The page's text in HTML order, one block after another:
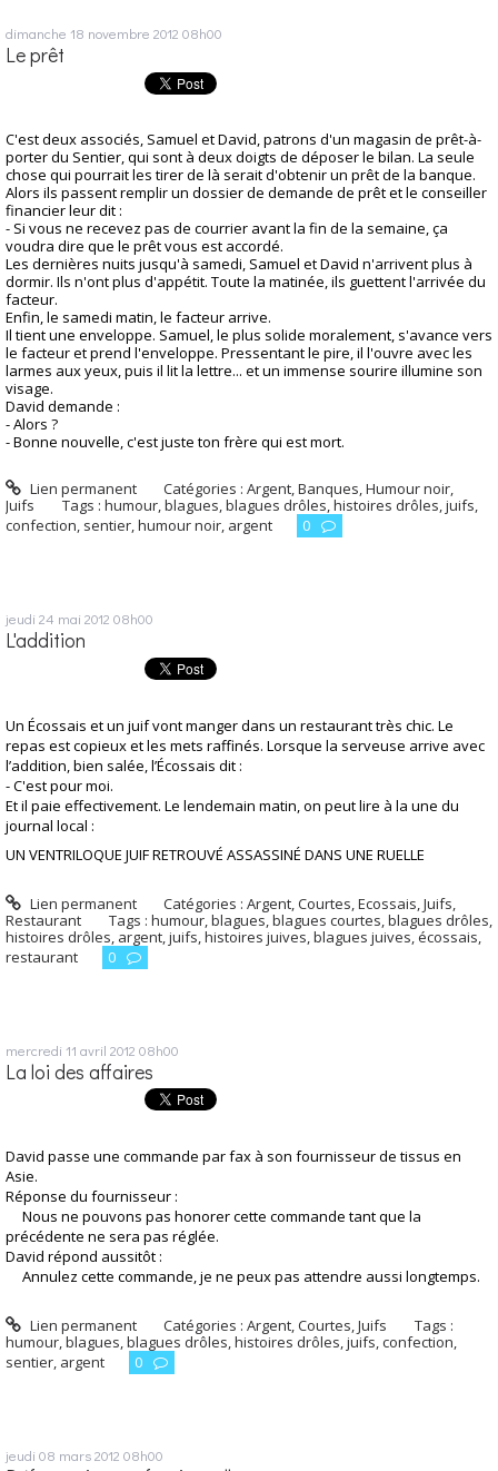
dimanche 18 novembre 2012 08h00
Le prêt
C'est deux associés, Samuel et David, patrons d'un magasin de prêt-à-
porter du Sentier, qui sont à deux doigts de déposer le bilan. La seule
chose qui pourrait les tirer de là serait d'obtenir un prêt de la banque.
Alors ils passent remplir un dossier de demande de prêt et le conseiller
financier leur dit :
- Si vous ne recevez pas de courrier avant la fin de la semaine, ça
voudra dire que le prêt vous est accordé.
Les dernières nuits jusqu'à samedi, Samuel et David n'arrivent plus à
dormir. Ils n'ont plus d'appétit. Toute la matinée, ils guettent l'arrivée du
facteur.
Enfin, le samedi matin, le facteur arrive.
Il tient une enveloppe. Samuel, le plus solide moralement, s'avance vers
le facteur et prend l'enveloppe. Pressentant le pire, il l'ouvre avec les
larmes aux yeux, puis il lit la lettre... et un immense sourire illumine son
visage.
David demande :
- Alors ?
- Bonne nouvelle, c'est juste ton frère qui est mort.
Lien permanent Catégories :Argent,Banques,Humour noir,
Juifs
Tags : humour,blagues,blagues drôles,histoires drôles,juifs,
confection, sentier,humour noir, argent 0
jeudi 24 mai 2012 08h00
L'addition
Un Écossais et un juif vont manger dans un restaurant très chic. Le
repas est copieux et les mets raffinés. Lorsque la serveuse arrive avec
l’addition, bien salée, l’Écossais dit :
- C'est pour moi.
Et il paie effectivement. Le lendemain matin, on peut lire à la une du
journal local :
UN VENTRILOQUE JUIF RETROUVÉ ASSASSINÉ DANS UNE RUELLE
Lien permanent Catégories :Argent ,Courtes ,Ecossais ,Juifs
Restaurant
Tags : humour, blagues blagues courtes blagues drôles
histoires drôles argent juifs histoires juives blagues juives écossais
restaurant
0
mercredi 11 avril 2012 08h00
La loi des affaires
David passe une commande par fax à son fournisseur de tissus en
Asie.
Réponse du fournisseur :
Nous ne pouvons pas honorer cette commande tant que la
précédente ne sera pas réglée.
David répond aussitôt :
Annulez cette commande, je ne peux pas attendre aussi longtemps.
Lien permanent Catégories :Argent,Courtes,Juifs
Tags :
humour,blagues,blagues drôles,histoires drôles,juifs,confection,
sentier, argent 0
jeudi 08 mars 2012 08h00